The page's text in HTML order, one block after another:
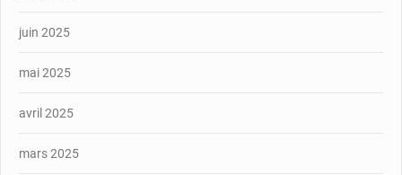
juin 2025
mai 2025
avril 2025
mars 2025